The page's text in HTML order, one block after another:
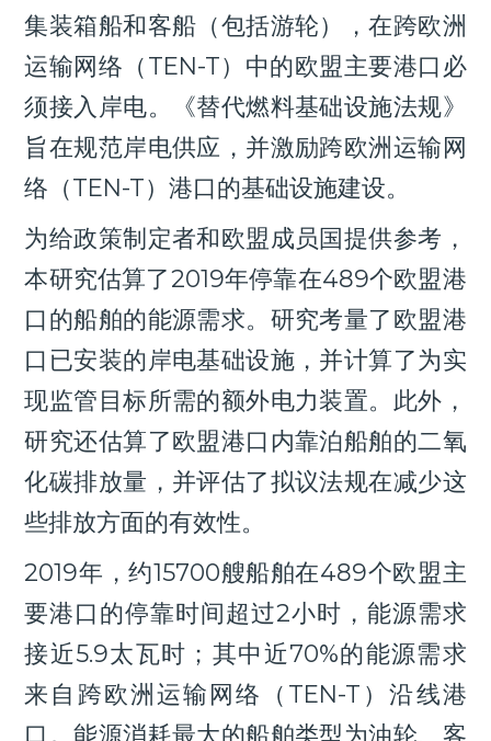
集装箱船和客船（包括游轮），在跨欧洲
运输网络（TEN-T）中的欧盟主要港口必
须接入岸电。《替代燃料基础设施法规》
旨在规范岸电供应，并激励跨欧洲运输网
络（TEN-T）港口的基础设施建设。
为给政策制定者和欧盟成员国提供参考，
本研究估算了2019年停靠在489个欧盟港
口的船舶的能源需求。研究考量了欧盟港
口已安装的岸电基础设施，并计算了为实
现监管目标所需的额外电力装置。此外，
研究还估算了欧盟港口内靠泊船舶的二氧
化碳排放量，并评估了拟议法规在减少这
些排放方面的有效性。
2019年，约15700艘船舶在489个欧盟主
要港口的停靠时间超过2小时，能源需求
接近5.9太瓦时；其中近70%的能源需求
来自跨欧洲运输网络（TEN-T）沿线港
口。能源消耗最大的船舶类型为油轮、客